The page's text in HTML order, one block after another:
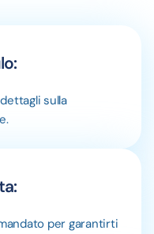
sulla
per garantirti